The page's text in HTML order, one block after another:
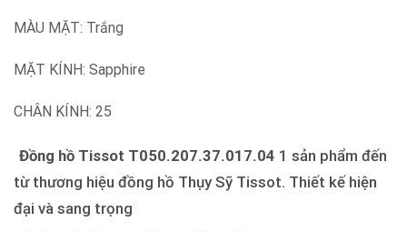
MÀU MẶT: Trắng
MẶT KÍNH: Sapphire
CHÂN KÍNH: 25
Đồng hồ Tissot T050.207.37.017.04 1 sản phẩm đến
từ thương hiệu đồng hồ Thụy Sỹ Tissot. Thiết kế hiện
đại và sang trọng